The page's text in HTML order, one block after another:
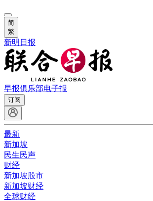
简
繁
新明日报
早报俱乐部电子报
订阅
最新
新加坡
民生民声
财经
新加坡股市
新加坡财经
全球财经